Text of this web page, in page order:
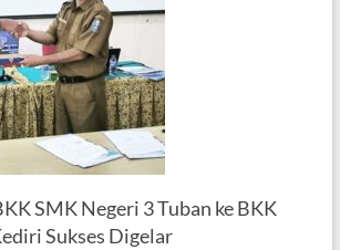
SMK Negeri 3 Tuban ke BKK
Sukses Digelar